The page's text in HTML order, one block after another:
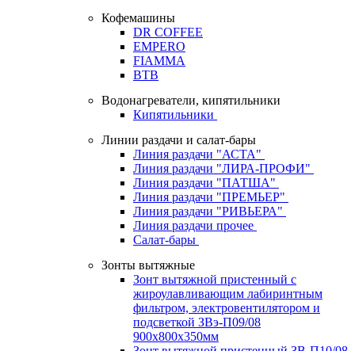
Кофемашины
DR COFFEE
EMPERO
FIAMMA
BTB
Водонагреватели, кипятильники
Кипятильники
Линии раздачи и салат-бары
Линия раздачи "АСТА"
Линия раздачи "ЛИРА-ПРОФИ"
Линия раздачи "ПАТША"
Линия раздачи "ПРЕМЬЕР"
Линия раздачи "РИВЬЕРА"
Линия раздачи прочее
Салат-бары
Зонты вытяжные
Зонт вытяжной пристенный с
жироулавливающим лабиринтным
фильтром, электровентилятором и
подсветкой ЗВэ-П09/08
900х800х350мм